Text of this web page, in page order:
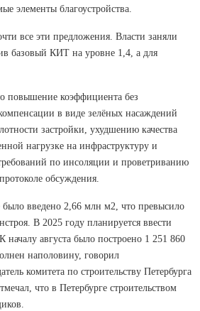
элементы благоустройства.
все эти предложения. Власти заняли
базовый КИТ на уровне 1,4, а для
повышение коэффициента без
в виде зелёных насаждений
застройки, ухудшению качества
нагрузке на инфраструктуру и
по инсоляции и проветриванию
обсуждения.
было введено 2,66 млн м2, что превысило
В 2025 году планируется ввести
августа было построено 1 251 860
наполовину, говорил
комитета по строительству Петербурга
что в Петербурге строительством